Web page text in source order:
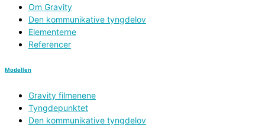
Om Gravity
Den kommunikative tyngdelov
Elementerne
Referencer
Modellen
Gravity filmenene
Tyngdepunktet
Den kommunikative tyngdelov